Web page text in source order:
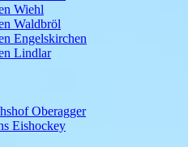
Wiehl
Waldbröl
Engelskirchen
Lindlar
Oberagger
Eishockey